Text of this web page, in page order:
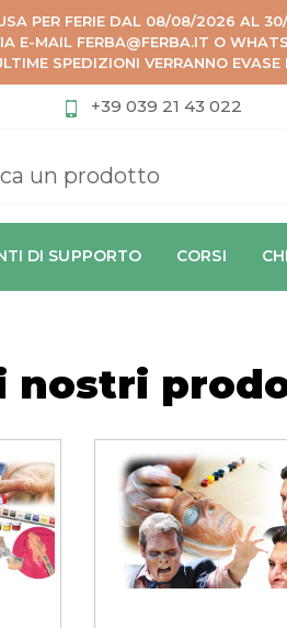
PER FERIE DAL 08/08/2026 AL
E-MAIL FERBA@FERBA.IT O
SPEDIZIONI VERRANNO
+39 039 21 43 022
DI SUPPORTO CORSI
nostri